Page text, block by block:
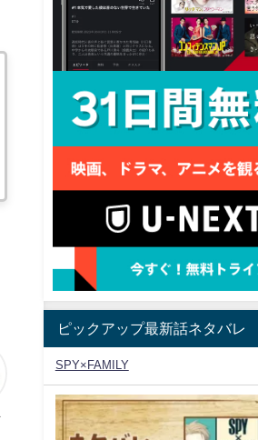
ピックアップ最新話ネタバレ
SPY×FAMILY